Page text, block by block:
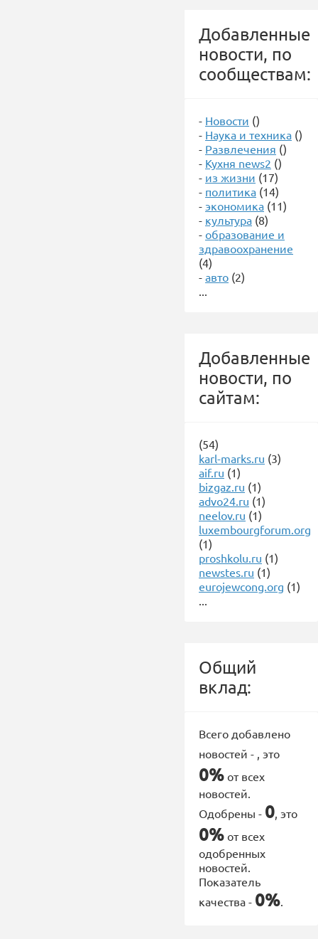
Добавленные
новости, по
сообществам:
- Новости ()
- Наука и техника ()
- Развлечения ()
- Кухня news2 ()
- из жизни (17)
- политика (14)
- экономика (11)
- культура (8)
- образование и
здравоохранение
(4)
- авто (2)
...
Добавленные
новости, по
сайтам:
(54)
karl-marks.ru (3)
aif.ru (1)
bizgaz.ru (1)
advo24.ru (1)
neelov.ru (1)
luxembourgforum.org
(1)
proshkolu.ru (1)
newstes.ru (1)
eurojewcong.org (1)
...
Общий
вклад:
Всего добавлено
новостей - , это
0% от всех
новостей.
Одобрены - 0, это
0% от всех
одобренных
новостей.
Показатель
качества - 0%.